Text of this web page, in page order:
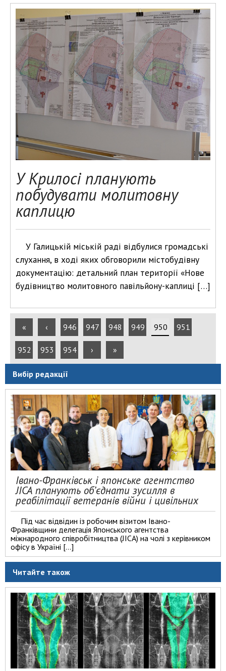
У Крилосі планують
побудувати молитовну
каплицю
У Галицькій міській раді відбулися громадські
слухання, в ході яких обговорили містобудівну
документацію: детальний план території «Нове
будівництво молитовного павільйону-каплиці […]
« ‹ 946 947 948 949 950 951
952 953 954 › »
Вибір редакції
Івано-Франківськ і японське агентство
JICA планують об’єднати зусилля в
реабілітації ветеранів війни і цивільних
Під час відвідин із робочим візитом Івано-
Франківщини делегація Японського агентства
міжнародного співробітництва (JICA) на чолі з керівником
офісу в Україні […]
Читайте також